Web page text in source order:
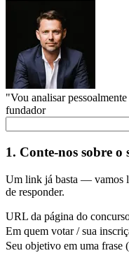
"Vou analisar
fundador
1. Conte-nos sobre o
Um link já basta — vamos
de responder.
URL da página do
Em quem votar / sua
Seu objetivo em uma frase